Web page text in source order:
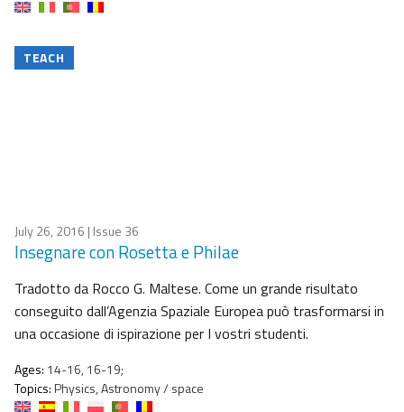
TEACH
July 26, 2016 | Issue 36
Insegnare con Rosetta e Philae
Tradotto da Rocco G. Maltese. Come un grande risultato
conseguito dall’Agenzia Spaziale Europea può trasformarsi in
una occasione di ispirazione per I vostri studenti.
Ages: 14-16, 16-19;
Topics:Physics, Astronomy / space